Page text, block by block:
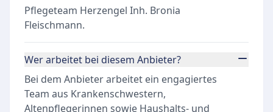
Pflegeteam Herzengel Inh. Bronia
Fleischmann.
Wer arbeitet bei diesem Anbieter?
Bei dem Anbieter arbeitet ein engagiertes
Team aus Krankenschwestern,
Altenpflegerinnen sowie Haushalts- und